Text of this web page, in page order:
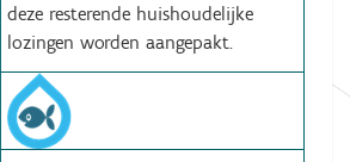
deze resterende huishoudelijke
lozingen worden aangepakt.